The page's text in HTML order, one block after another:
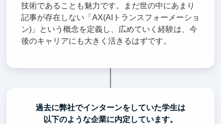
技術であることも魅力です。まだ世の中にあまり
記事が存在しない「AX(AIトランスフォーメーショ
ン)」という概念を定義し、広めていく経験は、今
後のキャリアにも大きく活きるはずです。
過去に弊社でインターンをしていた学生は
以下のような企業に内定しています。